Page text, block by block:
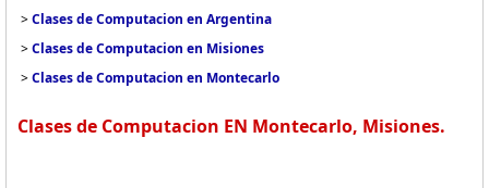
>Clases de Computacion en Argentina
>Clases de Computacion en Misiones
>Clases de Computacion en Montecarlo
Clases de Computacion EN Montecarlo, Misiones.